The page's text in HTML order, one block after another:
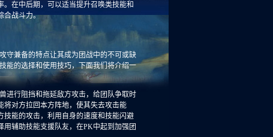
。在中后期，可以适当提升召唤类技能和
合战斗力。
守兼备的特点让其成为团战中的不可或缺
能的选择和使用技巧，下面我们将介绍一
进行阻挡和拖延敌方攻击，给团队争取时
将对方拉回本方阵地，使其失去攻击能
技能的攻击，利用自身的速度和技能闪避
辅助技能支援队友，在PK中起到加强团